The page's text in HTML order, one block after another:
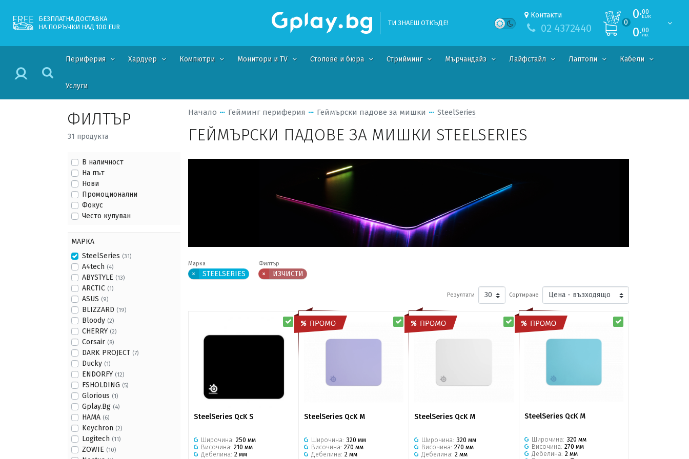
БЕЗПЛАТНА ДОСТАВКА
НА ПОРЪЧКИ НАД 100 EUR
ТИ ЗНАЕШ ОТКЪДЕ!
Контакти
02 4372440 0
0·00
EUR
0·00
лв.
Периферия Хардуер Компютри Монитори и TV Столове и бюра Стрийминг Мърчандайз Лайфстайл Лаптопи Кабели
Услуги
ФИЛТЪР
31 продукта
В наличност
На път
Нови
Промоционални
Фокус
Често купуван
МАРКА
SteelSeries (31)
A4tech (4)
ABYSTYLE (13)
ARCTIC (1)
ASUS (9)
BLIZZARD (19)
Bloody (2)
CHERRY (2)
Corsair (8)
DARK PROJECT (7)
Ducky (1)
ENDORFY (12)
FSHOLDING (5)
Glorious (1)
Gplay.Bg (4)
HAMA (6)
Keychron (2)
Logitech (11)
ZOWIE (10)
Начало Гейминг периферия Геймърски падове за мишки SteelSeries
ГЕЙМЪРСКИ ПАДОВЕ ЗА МИШКИ STEELSERIES
Марка
× STEELSERIES
Филтър
× ИЗЧИСТИ
Резултати Сортиране
SteelSeries QcK S
Широчина: 250 мм
Височина: 210 мм
Дебелина: 2 мм
SteelSeries QcK M
Широчина: 320 мм
Височина: 270 мм
Дебелина: 2 мм
SteelSeries QcK M
Широчина: 320 мм
Височина: 270 мм
Дебелина: 2 мм
SteelSeries QcK M
Широчина: 320 мм
Височина: 270 мм
Дебелина: 2 мм